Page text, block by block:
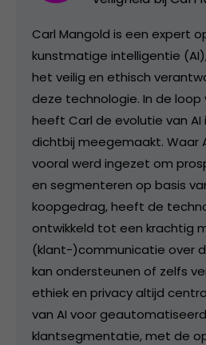
Carl Mangold is een expert
kunstmatige intelligentie
het veilig en ethisch
deze technologie. In de loop
heeft Carl de evolutie van AI
dichtbij meegemaakt. Waar
vooral werd ingezet om
en segmenteren op basis
koopgedrag, heeft de
ontwikkeld tot een krachtig
(klant-)communicatie over
kan ondersteunen of zelfs
ethiek en privacy altijd
van AI voor
klantsegmentatie, met de